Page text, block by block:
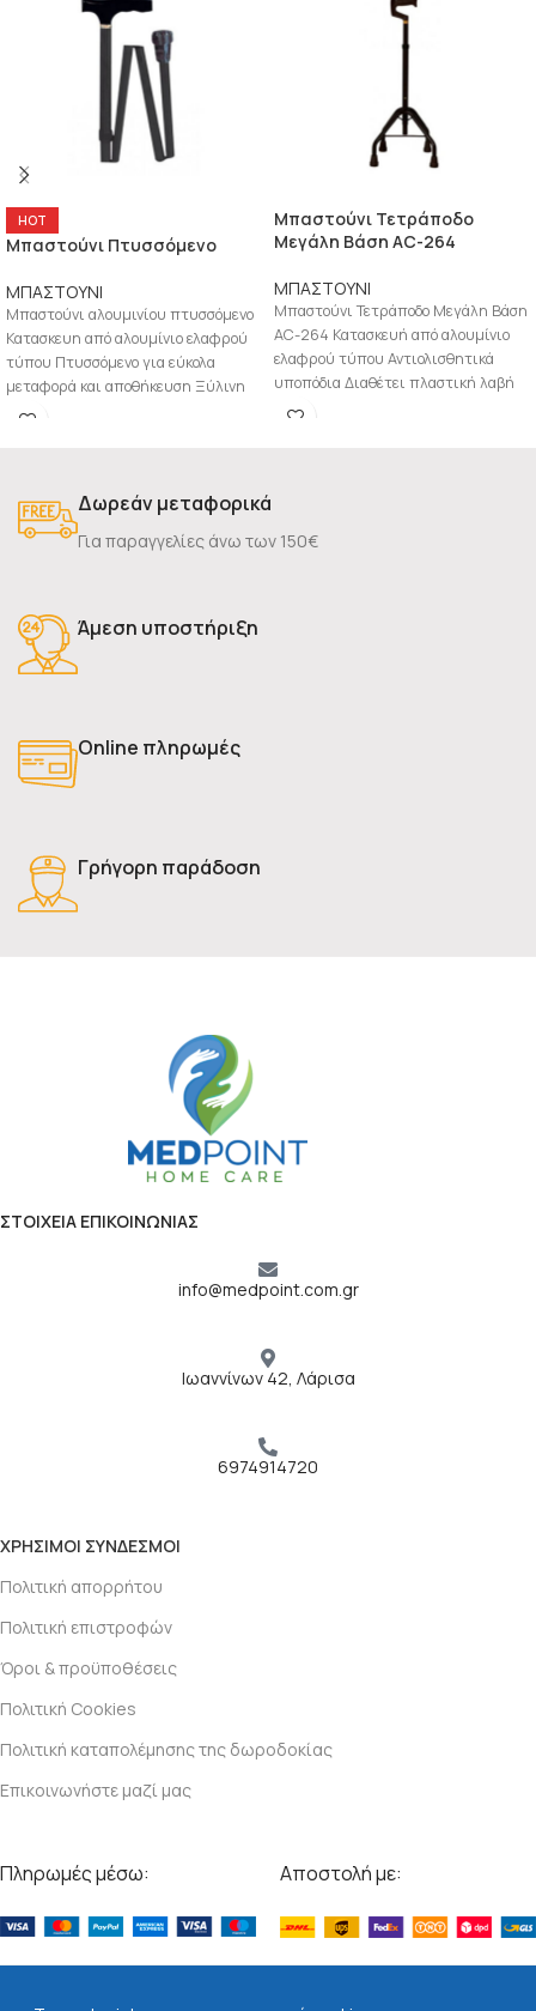
HOT
Μπαστούνι Πτυσσόμενο
ΜΠΑΣΤΟΥΝΙ
Μπαστούνι αλουμινίου πτυσσόμενο
Κατασκευη από αλουμίνιο ελαφρού
τύπου Πτυσσόμενο για εύκολα
μεταφορά και αποθήκευση Ξύλινη
λαβή εργονομικού σχεδιασμού σε
Μπαστούνι Τετράποδο
Μεγάλη Βάση AC-264
ΜΠΑΣΤΟΥΝΙ
Μπαστούνι Τετράποδο Μεγάλη Βάση
AC-264 Κατασκευή από αλουμίνιο
ελαφρού τύπου Αντιολισθητικά
υποπόδια Διαθέτει πλαστική λαβή
Μέγιστο βάρος χρήστη 100 kg
Δωρεάν μεταφορικά
Για παραγγελίες άνω των 150€
Άμεση υποστήριξη
Online πληρωμές
Γρήγορη παράδοση
ΣΤΟΙΧΕΙΑ ΕΠΙΚΟΙΝΩΝΙΑΣ
info@medpoint.com.gr
Ιωαννίνων 42, Λάρισα
6974914720
ΧΡΗΣΙΜΟΙ ΣΥΝΔΕΣΜΟΙ
Πολιτική απορρήτου
Πολιτική επιστροφών
Όροι & προϋποθέσεις
Πολιτική Cookies
Πολιτική καταπολέμησης της δωροδοκίας
Επικοινωνήστε μαζί μας
Πληρωμές μέσω: Αποστολή με: